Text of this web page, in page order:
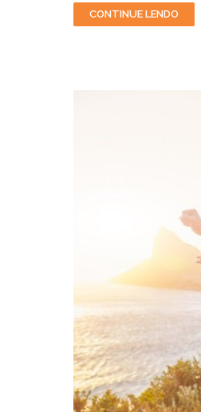
CONTINUE LENDO